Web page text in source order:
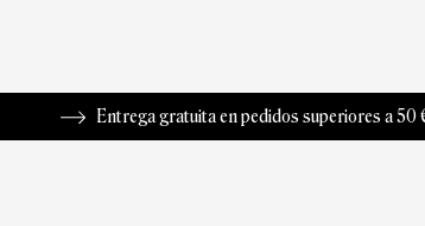
Entrega gratuita en pedidos superiores a 50 €